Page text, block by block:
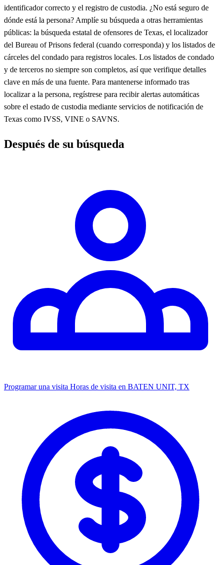
identificador correcto y el registro de custodia. ¿No está seguro de
dónde está la persona? Amplíe su búsqueda a otras herramientas
públicas: la búsqueda estatal de ofensores de Texas, el localizador
del Bureau of Prisons federal (cuando corresponda) y los listados de
cárceles del condado para registros locales. Los listados de condado
y de terceros no siempre son completos, así que verifique detalles
clave en más de una fuente. Para mantenerse informado tras
localizar a la persona, regístrese para recibir alertas automáticas
sobre el estado de custodia mediante servicios de notificación de
Texas como IVSS, VINE o SAVNS.
Después de su búsqueda
Programar una visita Horas de visita en BATEN UNIT, TX